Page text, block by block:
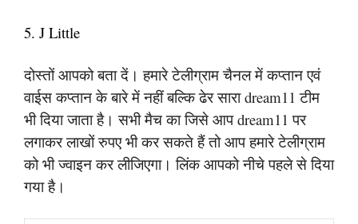
5. J Little
दोस्तों आपको बता दें। हमारे टेलीग्राम चैनल में कप्तान एवं
वाईस कप्तान के बारे में नहीं बल्कि ढेर सारा dream11 टीम
भी दिया जाता है। सभी मैच का जिसे आप dream11 पर
लगाकर लाखों रुपए भी कर सकते हैं तो आप हमारे टेलीग्राम
को भी ज्वाइन कर लीजिएगा। लिंक आपको नीचे पहले से दिया
गया है।